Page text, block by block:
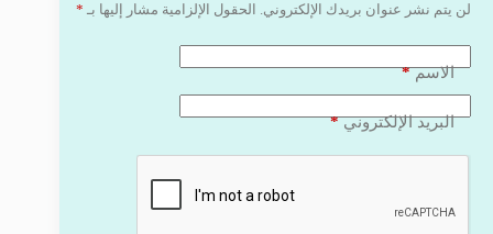
لن يتم نشر عنوان بريدك الإلكتروني. الحقول الإلزامية مشار إليها بـ *
الاسم*
البريد الإلكتروني*